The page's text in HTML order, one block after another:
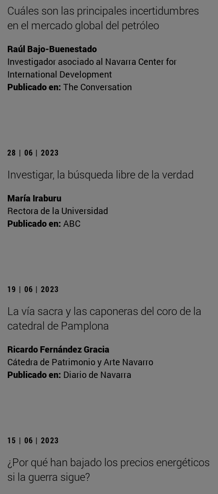
Cuáles son las principales incertidumbres
en el mercado global del petróleo
Raúl Bajo-Buenestado
Investigador asociado al Navarra Center for
International Development
Publicado en: The Conversation
28 | 06 | 2023
Investigar, la búsqueda libre de la verdad
María Iraburu
Rectora de la Universidad
Publicado en: ABC
19 | 06 | 2023
La vía sacra y las caponeras del coro de la
catedral de Pamplona
Ricardo Fernández Gracia
Cátedra de Patrimonio y Arte Navarro
Publicado en: Diario de Navarra
15 | 06 | 2023
¿Por qué han bajado los precios energéticos
si la guerra sigue?